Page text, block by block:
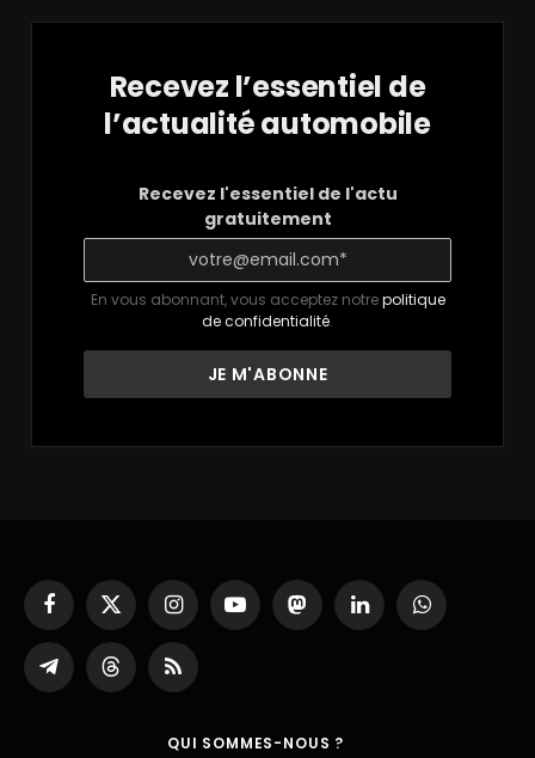
Recevez l’essentiel de
l’actualité automobile
Recevez l'essentiel de l'actu
gratuitement
En vous abonnant, vous acceptez notrepolitique
de confidentialité.
Facebook
X
(Twitter)
InstagramYouTubeMastodonLinkedInWhatsApp
Partager
sur
ThreadsRSS
QUI SOMMES-NOUS ?